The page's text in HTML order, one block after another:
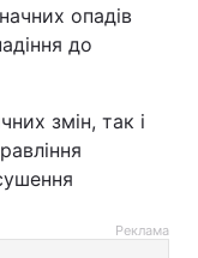
опадів
до
змін, так і
Реклама